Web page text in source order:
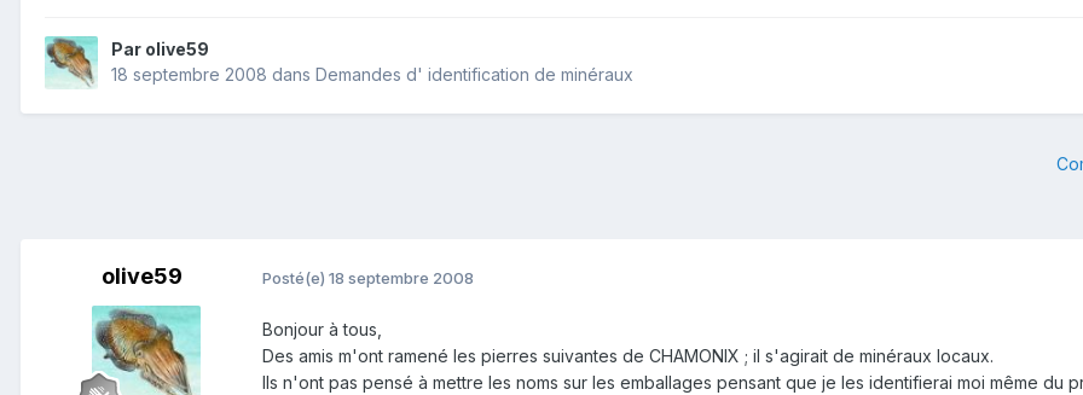
Par olive59
18 septembre 2008 dans Demandes d' identification de minéraux
olive59 Posté(e) 18 septembre 2008
Bonjour à tous,
Des amis m'ont ramené les pierres suivantes de CHAMONIX ; il s'agirait de minéraux locaux.
Ils n'ont pas pensé à mettre les noms sur les emballages pensant que je les identifierai moi même du